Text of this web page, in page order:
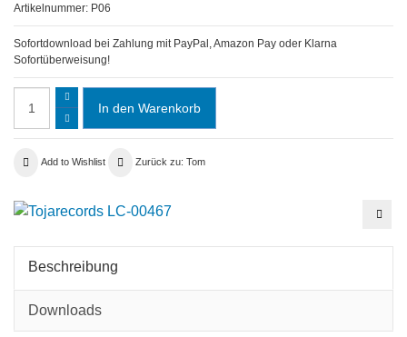
Artikelnummer: P06
Sofortdownload bei Zahlung mit PayPal, Amazon Pay oder Klarna
Sofortüberweisung!
Add to Wishlist Zurück zu: Tom
Beschreibung
Downloads